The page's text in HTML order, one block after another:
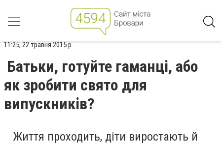
11:25, 22 травня 2015 р.
Батьки, готуйте гаманці, або
як зробити свято для
випускників?
Життя проходить, діти виростають й